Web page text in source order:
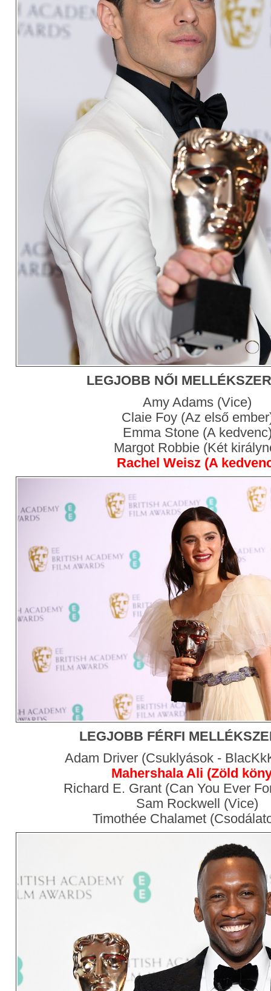
LEGJOBB NŐI
Amy Adams (Vice)
Claie Foy (Az első
Emma Stone (A
Margot Robbie (Két
Rachel Weisz (A
LEGJOBB FÉRFI
Adam Driver (Csuklyások -
Mahershala Ali (Zöld
Richard E. Grant (Can You Ever
Sam Rockwell (Vice)
Timothée Chalamet